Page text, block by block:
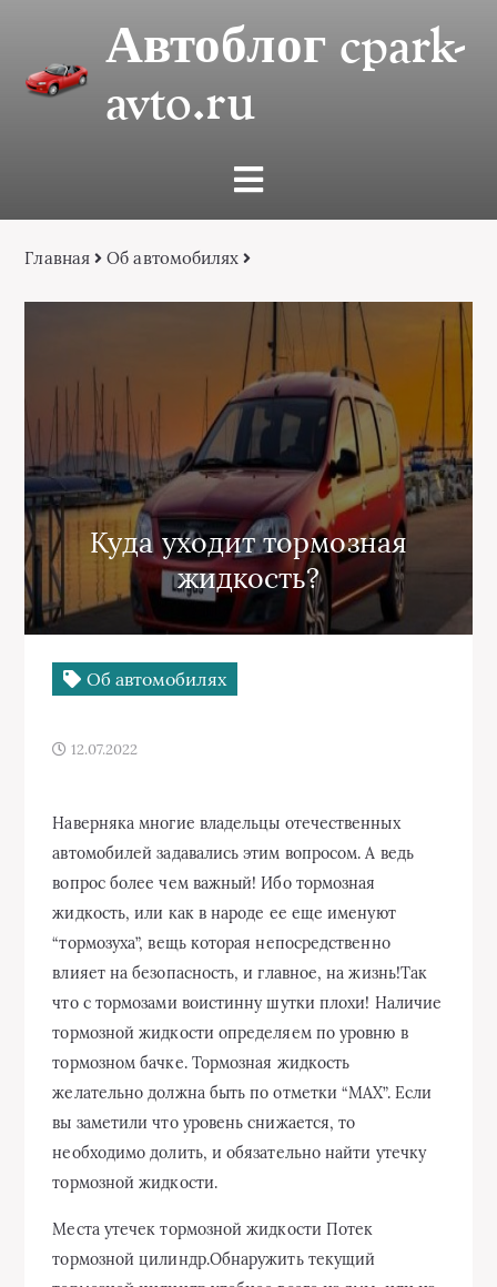
Автоблог cpark-
avto.ru
Главная Об автомобилях
Куда уходит тормозная
жидкость?
Об автомобилях
12.07.2022
Наверняка многие владельцы отечественных
автомобилей задавались этим вопросом. А ведь
вопрос более чем важный! Ибо тормозная
жидкость, или как в народе ее еще именуют
“тормозуха”, вещь которая непосредственно
влияет на безопасность, и главное, на жизнь!Так
что с тормозами воистинну шутки плохи! Наличие
тормозной жидкости определяем по уровню в
тормозном бачке. Тормозная жидкость
желательно должна быть по отметки “МАХ”. Если
вы заметили что уровень снижается, то
необходимо долить, и обязательно найти утечку
тормозной жидкости.
Места утечек тормозной жидкости Потек
тормозной цилиндр.Обнаружить текущий